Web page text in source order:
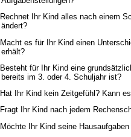
Rechnet Ihr Kind alles nach einem
ändert?
Macht es für Ihr Kind einen
erhält?
Besteht für Ihr Kind eine
bereits im 3. oder 4. Schuljahr ist?
Hat Ihr Kind kein Zeitgefühl? Kann
Fragt Ihr Kind nach jedem
Möchte Ihr Kind seine